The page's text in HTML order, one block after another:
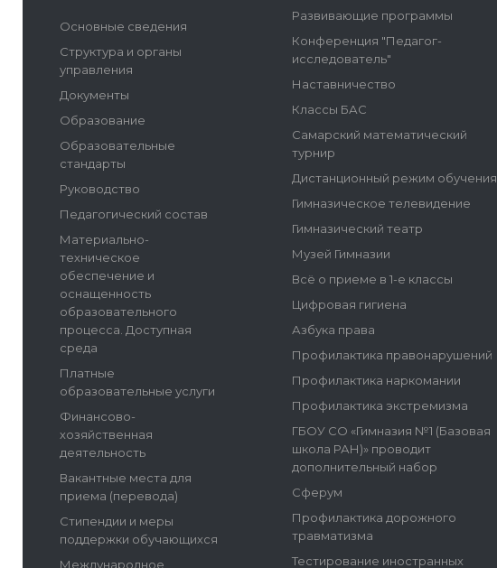
Основные сведения
Структура и органы
управления
Документы
Образование
Образовательные
стандарты
Руководство
Педагогический состав
Материально-
техническое
обеспечение и
оснащенность
образовательного
процесса. Доступная
среда
Платные
образовательные услуги
Финансово-
хозяйственная
деятельность
Вакантные места для
приема (перевода)
Стипендии и меры
поддержки обучающихся
Международное
Развивающие программы
Конференция "Педагог-
исследователь"
Наставничество
Классы БАС
Самарский математический
турнир
Дистанционный режим обучения
Гимназическое телевидение
Гимназический театр
Музей Гимназии
Всё о приеме в 1-е классы
Цифровая гигиена
Азбука права
Профилактика правонарушений
Профилактика наркомании
Профилактика экстремизма
ГБОУ СО «Гимназия №1 (Базовая
школа РАН)» проводит
дополнительный набор
Сферум
Профилактика дорожного
травматизма
Тестирование иностранных